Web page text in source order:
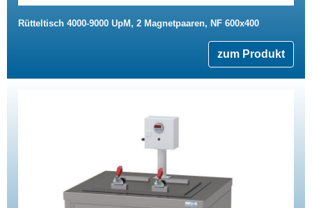
Rütteltisch 4000-9000 UpM, 2 Magnetpaaren, NF 600x400
zum Produkt